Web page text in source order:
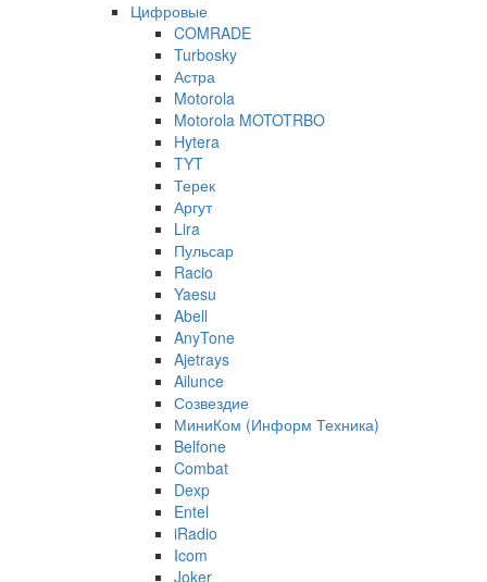
Цифровые
COMRADE
Turbosky
Астра
Motorola
Motorola MOTOTRBO
Hytera
TYT
Терек
Аргут
Lira
Пульсар
Racio
Yaesu
Abell
AnyTone
Ajetrays
Ailunce
Созвездие
МиниКом (Информ Техника)
Belfone
Combat
Dexp
Entel
iRadio
Icom
Joker